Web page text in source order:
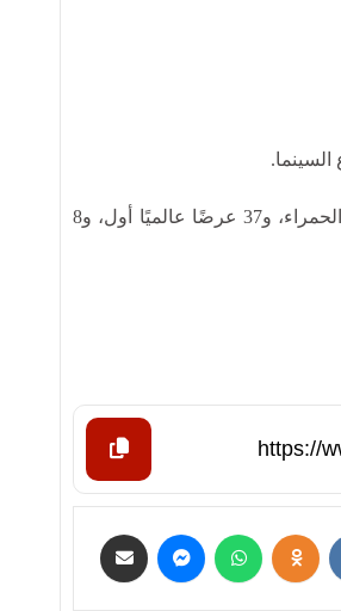
وتميز المهرجان هذا العام بمشاركة 194 فيلمًا من 72 دولة، مع 16 عرضًا للسجادة الحمراء، و37 عرضًا عالميًا أول، و8